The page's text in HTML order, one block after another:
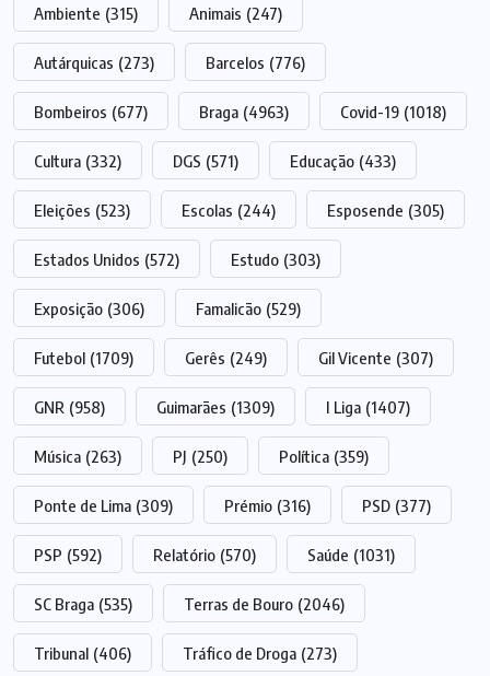
Ambiente (315) Animais (247)
Autárquicas (273) Barcelos (776)
Bombeiros (677) Braga (4963) Covid-19 (1018)
Cultura (332) DGS (571) Educação (433)
Eleições (523) Escolas (244) Esposende (305)
Estados Unidos (572) Estudo (303)
Exposição (306) Famalicão (529)
Futebol (1709) Gerês (249) Gil Vicente (307)
GNR (958) Guimarães (1309) I Liga (1407)
Música (263) PJ (250) Política (359)
Ponte de Lima (309) Prémio (316) PSD (377)
PSP (592) Relatório (570) Saúde (1031)
SC Braga (535) Terras de Bouro (2046)
Tribunal (406) Tráfico de Droga (273)